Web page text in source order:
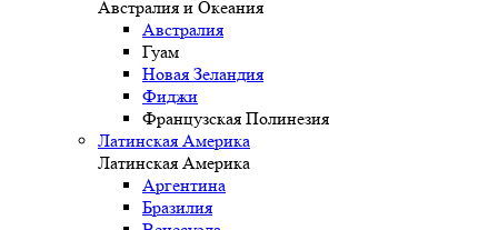
Австралия и Океания
Австралия
Гуам
Новая Зеландия
Фиджи
Французская Полинезия
Латинская Америка
Латинская Америка
Аргентина
Бразилия